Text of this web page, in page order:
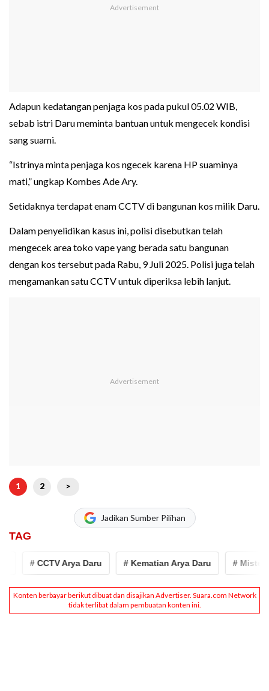
Adapun kedatangan penjaga kos pada pukul 05.02 WIB,
sebab istri Daru meminta bantuan untuk mengecek kondisi
sang suami.
“Istrinya minta penjaga kos ngecek karena HP suaminya
mati,” ungkap Kombes Ade Ary.
Setidaknya terdapat enam CCTV di bangunan kos milik Daru.
Dalam penyelidikan kasus ini, polisi disebutkan telah
mengecek area toko vape yang berada satu bangunan
dengan kos tersebut pada Rabu, 9 Juli 2025. Polisi juga telah
mengamankan satu CCTV untuk diperiksa lebih lanjut.
1 2 >
Jadikan Sumber Pilihan
TAG
# CCTV Arya Daru # Kematian Arya Daru # Misteri Arya